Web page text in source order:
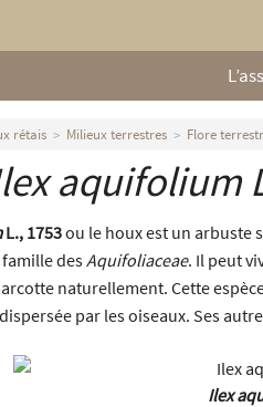
Nos
Nos
Le
rétais Milieux terrestres Flore
aquifolium
L., 1753ou le houx est un arbuste
desAquifoliaceae. Il peut
naturellement. Cette
par les oiseaux. Ses
Ilex